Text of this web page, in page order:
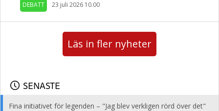
DEBATT 23 juli 2026 10.00
Läs in fler nyheter
SENASTE
Fina initiativet för legenden – "Jag blev verkligen rörd över det"